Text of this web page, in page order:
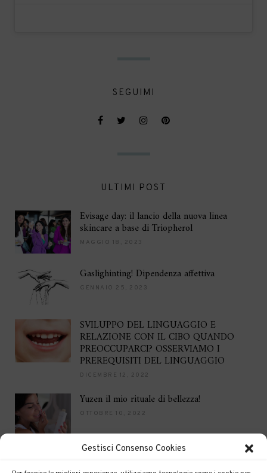
Gestisci Consenso Cookies
SEGUIMI
ULTIMI POST
Evisage day: il lancio della nuova linea
skincare a base di Triopherol
MAGGIO 18, 2023
Gaslighinting! Dipendenza affettiva
GENNAIO 25, 2023
SVILUPPO DEL LINGUAGGIO E
RELAZIONE CON IL CIBO QUANDO
PREOCCUPARCI? OSSERVIAMO I
PREREQUISITI DEL LINGUAGGIO
DICEMBRE 12, 2022
Yuzen il mio rituale di bellezza!
OTTOBRE 10, 2022
DICEMBRE 16, 2021